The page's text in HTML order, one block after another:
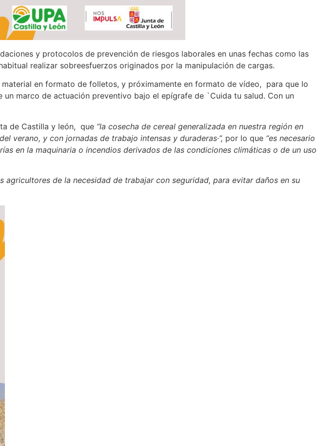
y protocolos de prevención de riesgos laborales en unas fechas como las
realizar sobreesfuerzos originados por la manipulación de cargas.
en formato de folletos, y próximamente en formato de vídeo, para que lo
marco de actuación preventivo bajo el epígrafe de `Cuida tu salud. Con un
de Castilla y león, que “la cosecha de cereal generalizada en nuestra región en
verano, y con jornadas de trabajo intensas y duraderas·”, por lo que “es necesario
en la maquinaria o incendios derivados de las condiciones climáticas o de un uso
agricultores de la necesidad de trabajar con seguridad, para evitar daños en su